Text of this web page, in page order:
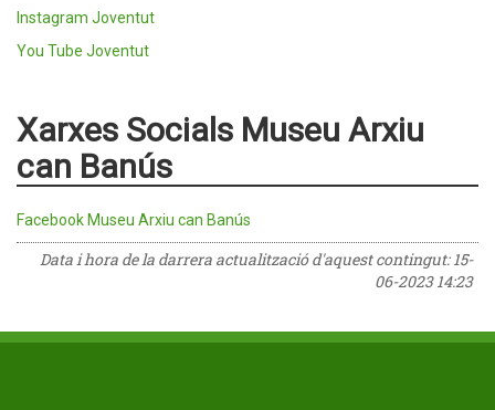
Instagram Joventut
You Tube Joventut
Xarxes Socials Museu Arxiu
can Banús
Facebook Museu Arxiu can Banús
Data i hora de la darrera actualització d'aquest contingut:15-
06-2023 14:23